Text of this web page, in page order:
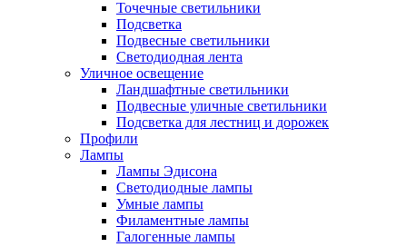
Точечные светильники
Подсветка
Подвесные светильники
Светодиодная лента
Уличное освещение
Ландшафтные светильники
Подвесные уличные светильники
Подсветка для лестниц и дорожек
Профили
Лампы
Лампы Эдисона
Светодиодные лампы
Умные лампы
Филаментные лампы
Галогенные лампы